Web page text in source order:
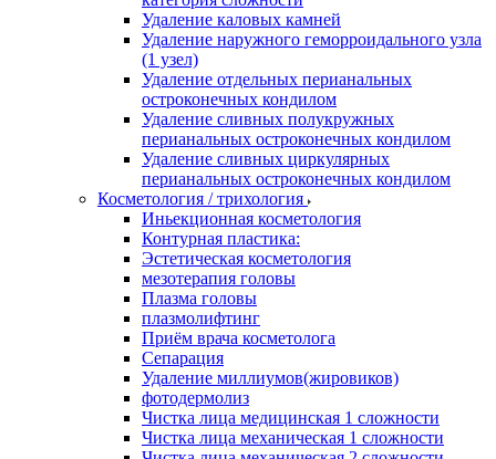
Удаление каловых камней
Удаление наружного геморроидального узла
(1 узел)
Удаление отдельных перианальных
остроконечных кондилом
Удаление сливных полукружных
перианальных остроконечных кондилом
Удаление сливных циркулярных
перианальных остроконечных кондилом
Косметология / трихология
Иньекционная косметология
Контурная пластика:
Эстетическая косметология
мезотерапия головы
Плазма головы
плазмолифтинг
Приём врача косметолога
Сепарация
Удаление миллиумов(жировиков)
фотодермолиз
Чистка лица медицинская 1 сложности
Чистка лица механическая 1 сложности